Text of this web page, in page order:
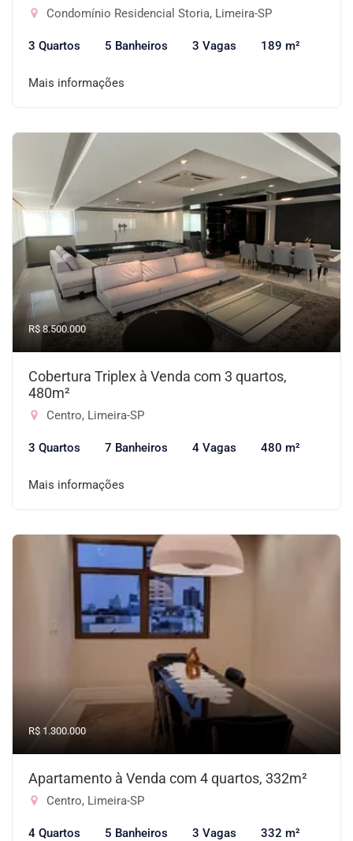
Condomínio Residencial Storia, Limeira-SP
3 Quartos 5 Banheiros 3 Vagas 189 m²
Mais informações
R$ 8.500.000
Cobertura Triplex à Venda com 3 quartos,
480m²
Centro, Limeira-SP
3 Quartos 7 Banheiros 4 Vagas 480 m²
Mais informações
R$ 1.300.000
Apartamento à Venda com 4 quartos, 332m²
Centro, Limeira-SP
4 Quartos 5 Banheiros 3 Vagas 332 m²